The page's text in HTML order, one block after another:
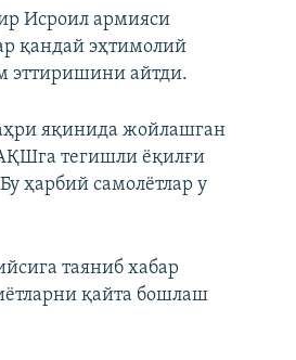
Исроил армияси
қандай эҳтимолий
эттиришини айтди.
яқинида жойлашган
тегишли ёқилғи
ҳарбий самолётлар у
таяниб хабар
қайта бошлаш